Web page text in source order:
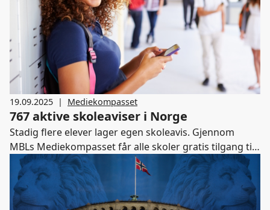
19.09.2025 | Mediekompasset
767 aktive skoleaviser i Norge
Stadig flere elever lager egen skoleavis. Gjennom
MBLs Mediekompasset får alle skoler gratis tilgang til
verktøyet Skoleaviser.no, og i fjor brukte over 187 000
elever denne ressursen. Så langt i høst er det etablert
144 nye skoleaviser – flesteparten på ungdomstrinnet.